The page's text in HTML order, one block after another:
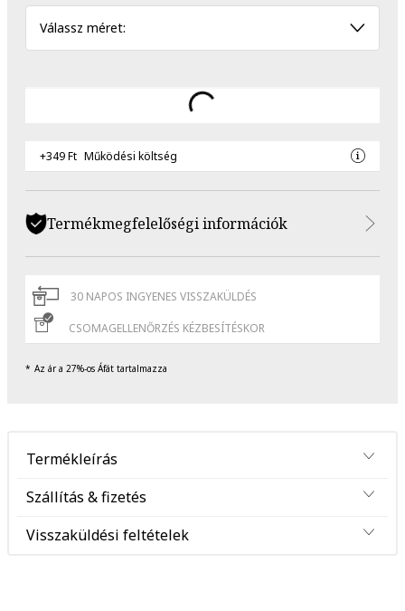
Válassz méret:
+349 Ft Működési költség
Termékmegfelelőségi információk
30 NAPOS INGYENES VISSZAKÜLDÉS
CSOMAGELLENŐRZÉS KÉZBESÍTÉSKOR
Az ár a 27%-os Áfát tartalmazza
Termékleírás
Szállítás & fizetés
Visszaküldési feltételek